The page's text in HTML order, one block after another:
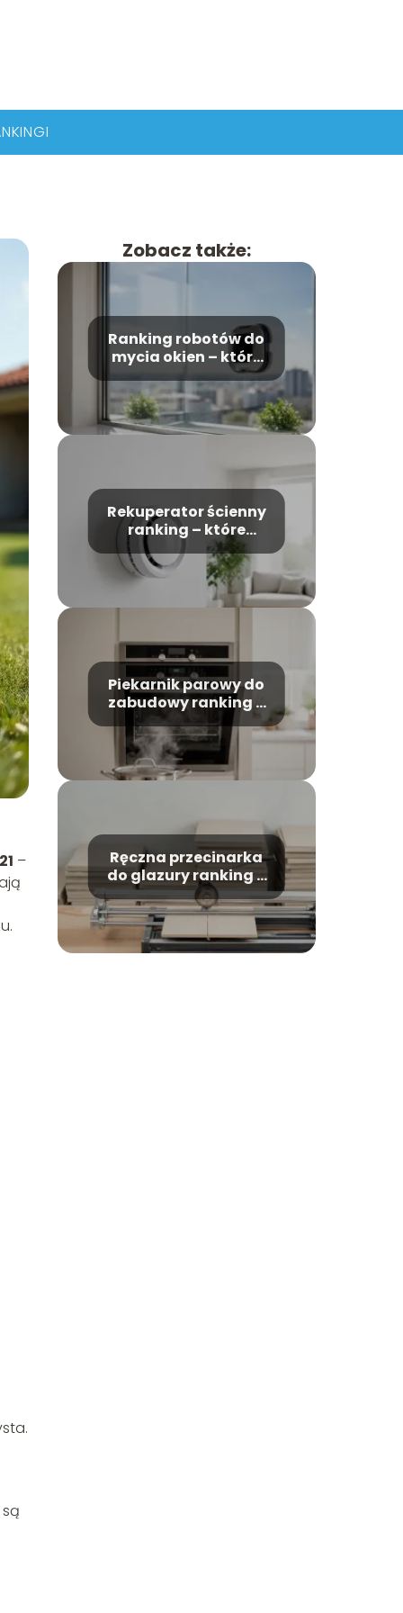
–
są
Zobacz także:
Ranking robotów do
mycia okien – które
modele wybrać?
Rekuperator ścienny
ranking – które
modele warto
wybrać?
Piekarnik parowy do
zabudowy ranking –
który model wybrać?
Ręczna przecinarka
do glazury ranking –
które modele warto
kupić?